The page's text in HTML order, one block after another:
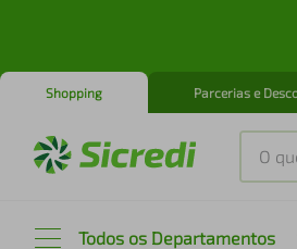
Shopping Parcerias e
O que
Todos os Departamentos